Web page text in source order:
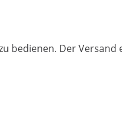
bedienen. Der Versand